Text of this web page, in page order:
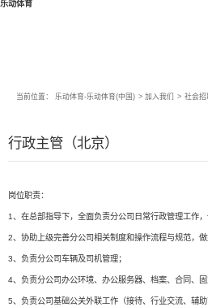
乐动体育
当前位置： 乐动体育-乐动体育(中国) > 加入我们 > 社会招
行政主管（北京）
岗位职责：
1、在总部指导下，全面负责分公司日常行政管理工作
2、协助上级完善分公司相关制度和操作流程与规范，做
3、负责分公司车辆及司机管理；
4、负责分公司办公环境、办公服务器、档案、合同、固
5、负责公司基础公关外联工作（接待、行业交流、辅